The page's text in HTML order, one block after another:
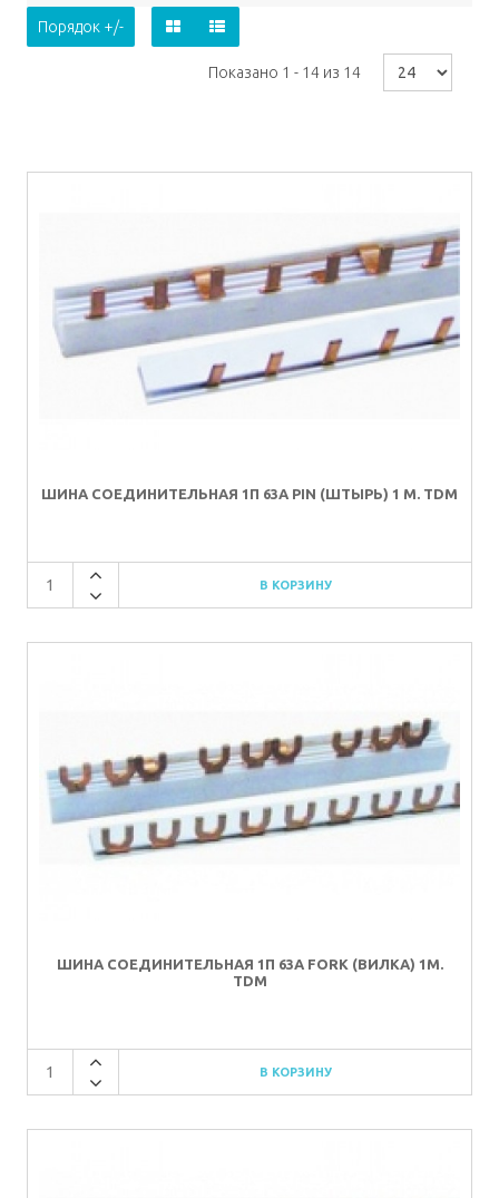
Порядок +/-
Показано 1 - 14 из 14
ШИНА СОЕДИНИТЕЛЬНАЯ 1П 63А PIN (ШТЫРЬ) 1 М. TDM
ШИНА СОЕДИНИТЕЛЬНАЯ 1П 63A FORK (ВИЛКА) 1М.
TDM